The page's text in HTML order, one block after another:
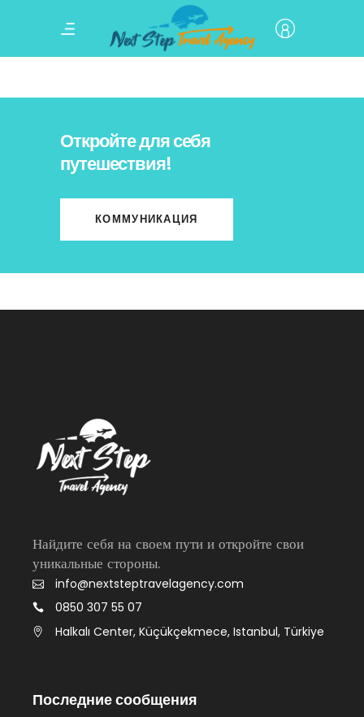
Откройте для себя
путешествия!
КОММУНИКАЦИЯ
Найдите себя на своем пути и откройте свои
уникальные стороны.
info@nextsteptravelagency.com
0850 307 55 07
Halkalı Center, Küçükçekmece, Istanbul, Türkiye
Последние сообщения